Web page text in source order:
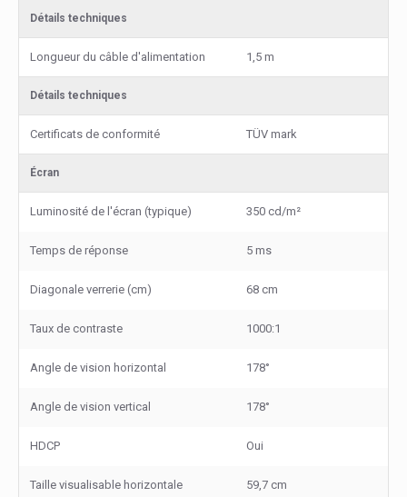
Détails techniques
Longueur du câble d'alimentation 1,5 m
Détails techniques
Certificats de conformité TÜV mark
Écran
Luminosité de l'écran (typique) 350 cd/m²
Temps de réponse 5 ms
Diagonale verrerie (cm) 68 cm
Taux de contraste 1000:1
Angle de vision horizontal 178°
Angle de vision vertical 178°
HDCP Oui
Taille visualisable horizontale 59,7 cm